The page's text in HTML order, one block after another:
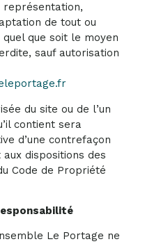
représentation,
de tout ou
que soit le moyen
sauf autorisation
du site ou de l’un
contient sera
d’une contrefaçon
dispositions des
Code de Propriété
Le Portage ne